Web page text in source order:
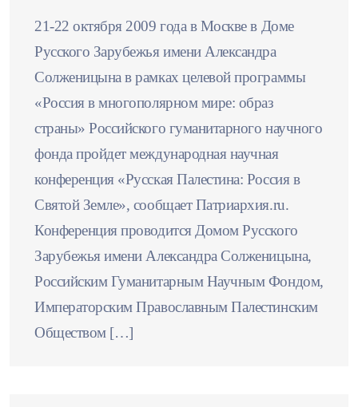
21-22 октября 2009 года в Москве в Доме
Русского Зарубежья имени Александра
Солженицына в рамках целевой программы
«Россия в многополярном мире: образ
страны» Российского гуманитарного научного
фонда пройдет международная научная
конференция «Русская Палестина: Россия в
Святой Земле», сообщает Патриархия.ru.
Конференция проводится Домом Русского
Зарубежья имени Александра Солженицына,
Российским Гуманитарным Научным Фондом,
Императорским Православным Палестинским
Обществом […]